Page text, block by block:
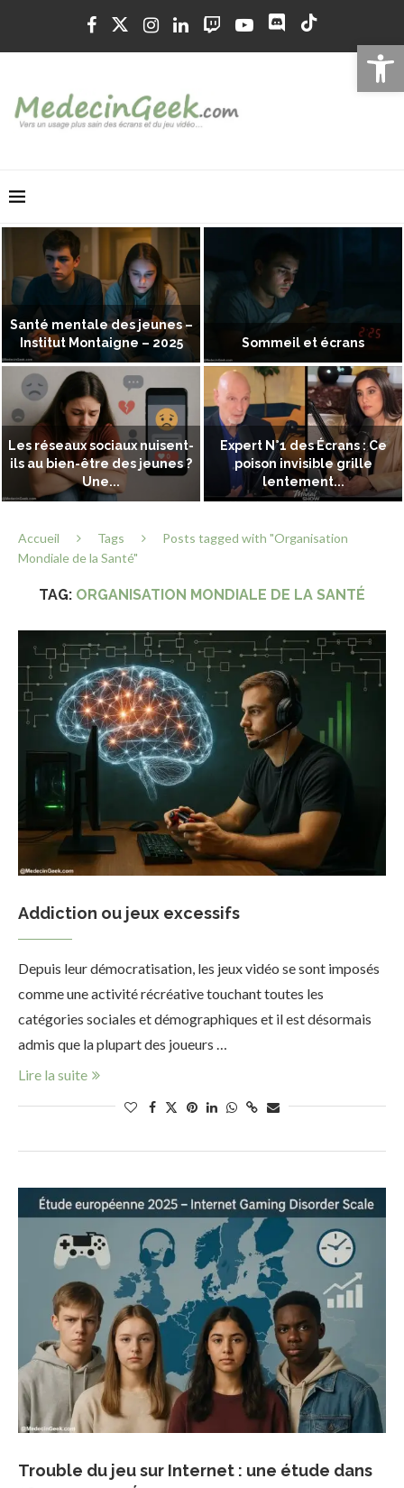
Ouvrir
Santé mentale des jeunes –
Institut Montaigne – 2025
Sommeil et écrans
Les réseaux sociaux nuisent-
ils au bien-être des jeunes ?
Une...
Expert N°1 des Écrans : Ce
poison invisible grille
lentement...
Accueil Tags
Posts tagged with "Organisation
Mondiale de la Santé"
TAG: ORGANISATION MONDIALE DE LA SANTÉ
Addiction ou jeux excessifs
Depuis leur démocratisation, les jeux vidéo se sont imposés
comme une activité récréative touchant toutes les
catégories sociales et démographiques et il est désormais
admis que la plupart des joueurs …
Lire la suite
Trouble du jeu sur Internet : une étude dans